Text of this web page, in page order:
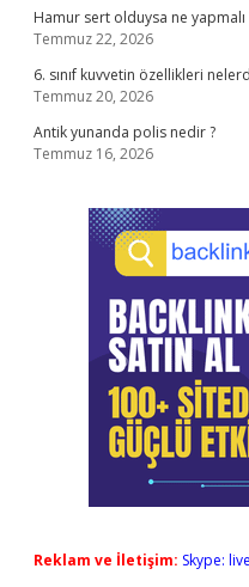
Hamur sert olduysa ne yapmalı
Temmuz 22, 2026
6. sınıf kuvvetin özellikleri
Temmuz 20, 2026
Antik yunanda polis nedir ?
Temmuz 16, 2026
Reklam ve İletişim: Skype: